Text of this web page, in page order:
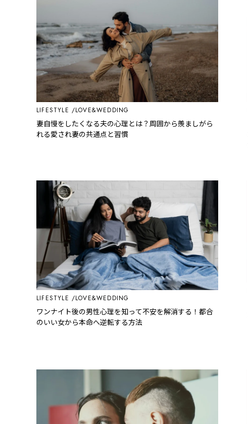
LIFESTYLE LOVE&WEDDING
妻自慢をしたくなる夫の心理とは？周囲から羨ましがら
れる愛され妻の共通点と習慣
LIFESTYLE LOVE&WEDDING
ワンナイト後の男性心理を知って不安を解消する！都合
のいい女から本命へ逆転する方法